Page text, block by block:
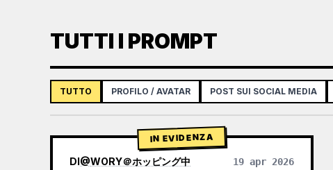
TUTTI I PROMPT
TUTTO PROFILO / AVATAR POST SUI SOCIAL MEDIA
IN EVIDENZA
DI@WORY＠ホッピング中 19 apr 2026